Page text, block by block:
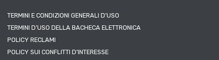
TERMINI E CONDIZIONI GENERALI D’USO
TERMINI D’USO DELLA BACHECA ELETTRONICA
POLICY RECLAMI
POLICY SUI CONFLITTI D’INTERESSE